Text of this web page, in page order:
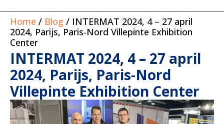
Home / Blog / INTERMAT 2024, 4 – 27 april
2024, Parijs, Paris-Nord Villepinte Exhibition
Center
INTERMAT 2024, 4 – 27 april
2024, Parijs, Paris-Nord
Villepinte Exhibition Center